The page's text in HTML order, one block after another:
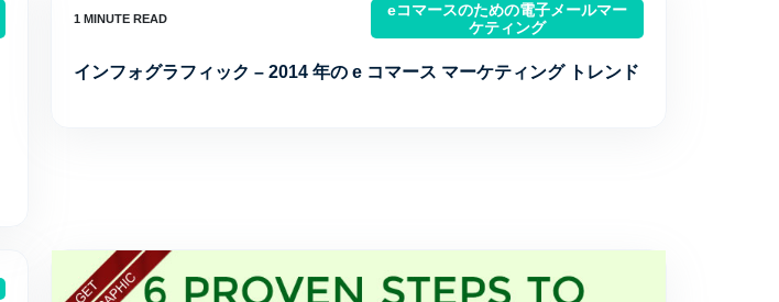
eコマースのための電子メールマー
ケティング
インフォグラフィック – 2014 年の e コマース マーケティング トレンド